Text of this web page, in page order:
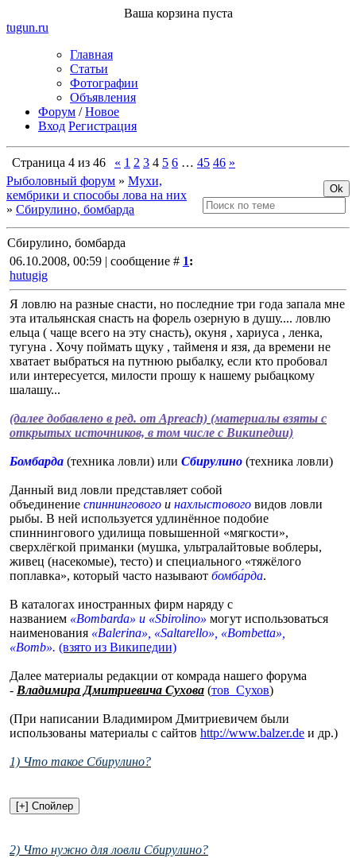
Ваша корзина пуста
tugun.ru
Главная
Статьи
Фотографии
Объявления
Форум /Новое
Вход Регистрация
Страница 4 из 46 « 1 2 3 4 5 6 … 45 46 »
Рыболовный форум » Мухи,
кембрики и способы лова на них
» Сбирулино, бомбарда
Сбирулино, бомбарда
06.10.2008, 00:59 | сообщение # 1:
hutugig
Я ловлю на разные снасти, но последние три года запала мне
эта итальянская снасть на форель озерную в душу.... ловлю
ельца ( чаще всего на эту снасть), окуня , хариуса , ленка,
тугуна . Хочу поймать щуку , тайменя и язя, да времени не
хватает выбраться на путнюю рыбалку, если кто пробовал
или интересуется, милости прошу к нашему рыбацкому
шалашу...
(далее добавлено в ред. от Apreach) (материалы взяты с
открытых источников, в том числе с Википедии)
Бомбарда (техника ловли) или Сбирулино (техника ловли)
Данный вид ловли представляет собой
объединение спиннингового и нахлыстового видов ловли
рыбы. В ней используется удлинённое подобие
спиннингового удилища повышенной «мягкости»,
сверхлёгкой приманки (мушка, ультралайтовые воблеры,
живец (насекомые), тесто) и специального «тяжёлого
поплавка», который часто называют бомба́рда.
В каталогах иностранных фирм наряду с
названием «Bombarda» и «Sbirolino» могут использоваться
наименования «Balerina», «Saltarello», «Bombetta»,
«Bomb». (взято из Википедии)
Далее материалы редакции от комрада нашего форума
- Владимира Дмитриевича Сухова (тов_Сухов)
(При написании Владимиром Дмитриевичем были
использованы материалы с сайтов http://www.balzer.de и др.)
1) Что такое Сбирулино?
2) Что нужно для ловли Сбирулино?